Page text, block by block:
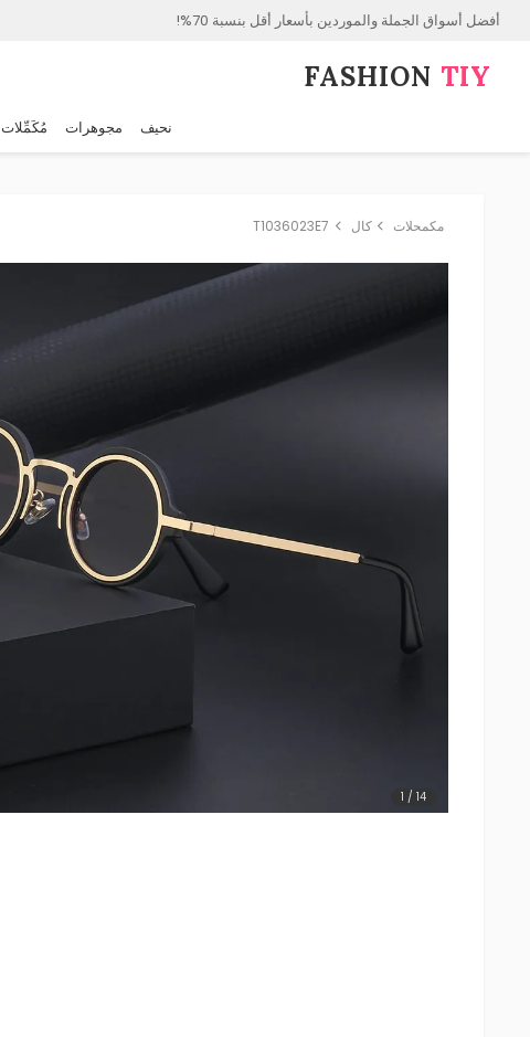
أفضل أسواق الجملة والموردين بأسعار أقل بنسبة 70%!
FASHION⁠ TIY
نحيف مجوهرات مُكَمِّلات
مكمحلات كال T1036023E7
1 /14